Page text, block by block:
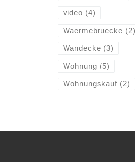
video (4)
Waermebruecke (2)
Wandecke (3)
Wohnung (5)
Wohnungskauf(2)